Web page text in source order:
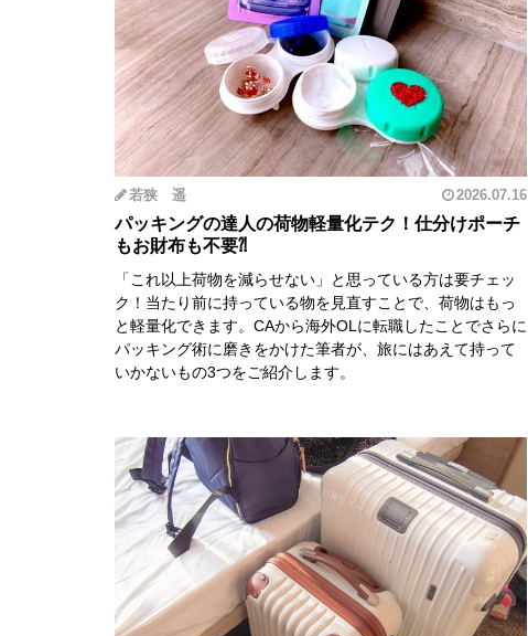
若狭 遥 2026.07.16
パッキングの達人の荷物軽量化テク！仕分けポーチ
もお財布も不要⁈
「これ以上荷物を減らせない」と思っている方は要チェッ
ク！当たり前に持っている物を見直すことで、荷物はもっ
と軽量化できます。CAから海外OLに転職したことでさらに
パッキング術に磨きをかけた筆者が、旅にはあえて持って
いかないもの3つをご紹介します。